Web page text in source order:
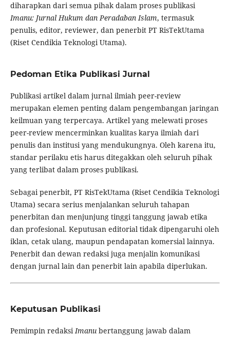
diharapkan dari semua pihak dalam proses publikasi
Imanu: Jurnal Hukum dan Peradaban Islam, termasuk
penulis, editor, reviewer, dan penerbit PT RisTekUtama
(Riset Cendikia Teknologi Utama).
Pedoman Etika Publikasi Jurnal
Publikasi artikel dalam jurnal ilmiah peer-review
merupakan elemen penting dalam pengembangan jaringan
keilmuan yang terpercaya. Artikel yang melewati proses
peer-review mencerminkan kualitas karya ilmiah dari
penulis dan institusi yang mendukungnya. Oleh karena itu,
standar perilaku etis harus ditegakkan oleh seluruh pihak
yang terlibat dalam proses publikasi.
Sebagai penerbit, PT RisTekUtama (Riset Cendikia Teknologi
Utama) secara serius menjalankan seluruh tahapan
penerbitan dan menjunjung tinggi tanggung jawab etika
dan profesional. Keputusan editorial tidak dipengaruhi oleh
iklan, cetak ulang, maupun pendapatan komersial lainnya.
Penerbit dan dewan redaksi juga menjalin komunikasi
dengan jurnal lain dan penerbit lain apabila diperlukan.
Keputusan Publikasi
Pemimpin redaksiImanubertanggung jawab dalam